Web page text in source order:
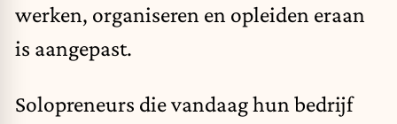
werken, organiseren en opleiden eraan
is aangepast.
Solopreneurs die vandaag hun bedrijf